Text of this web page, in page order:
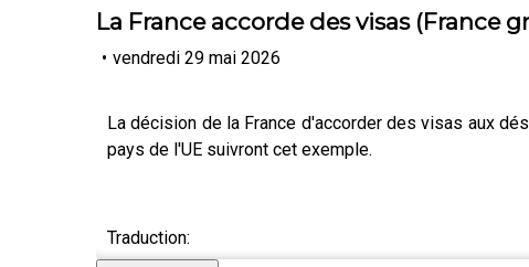
La France accorde des visas (France
• vendredi 29 mai 2026
La décision de la France d'accorder des visas aux
pays de l'UE suivront cet exemple.
Traduction: